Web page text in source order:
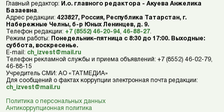
Главный редактор: И.о. главного редактора - Акуева Анжелика
Базаевна
Адрес редакции: 423827, Россия, Республика Татарстан, г.
Набережные Челны, б-р Юных Ленинцев, д. 9.
Телефон редакции: +7 (8552) 46-20-94 46-88-27
Режим работы: Понедельник–пятница с 8:30 до 17:00. Выходные:
суббота, воскресенье.
E-mail: ch_izvest@mail.ru
Телефон рекламной службы и приема объявлений: +7 (8552) 46-02-79,
46-88-15
Учредитель СМИ: АО «ТАТМЕДИА»
Для сообщений о фактах коррупции электронная почта редакции:
ch_izvest@mail.ru
Политика о персональных данных
Антикоррупционная политика